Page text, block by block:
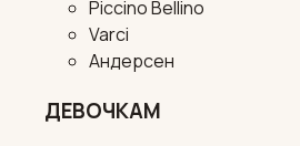
Piccino Bellino
Varci
Андерсен
ДЕВОЧКАМ